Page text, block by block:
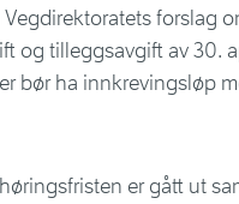
forslag
og tilleggsavgift av 30.
bør ha innkrevingsløp
er gått ut